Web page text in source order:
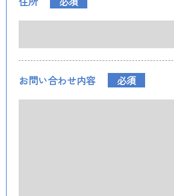
お問い合わせ内容 必須